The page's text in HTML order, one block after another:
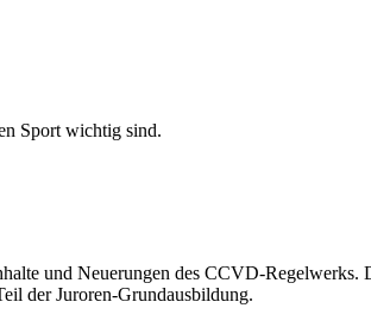
Sport wichtig sind.
und Neuerungen des CCVD-Regelwerks.
der Juroren-Grundausbildung.